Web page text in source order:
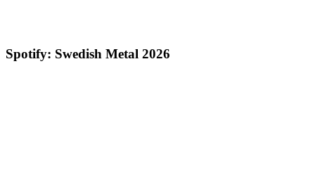
Spotify: Swedish Metal 2026